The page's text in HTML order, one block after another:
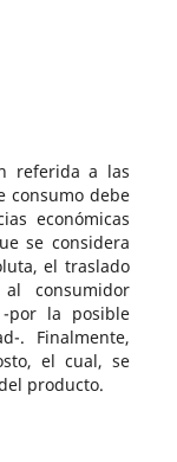
referida a las
consumo debe
económicas
se considera
el traslado
consumidor
por la posible
. Finalmente,
el cual, se
producto.